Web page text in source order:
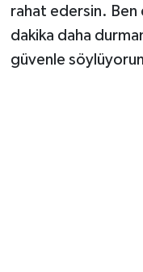
rahat edersin.
dakika daha
güvenle